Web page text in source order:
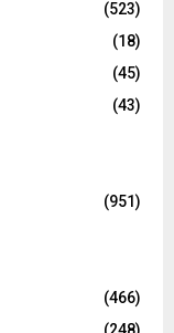
(523)
(18)
(45)
(43)
(951)
(466)